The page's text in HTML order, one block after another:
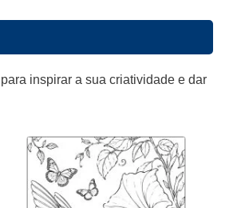
inspirar a sua criatividade e dar